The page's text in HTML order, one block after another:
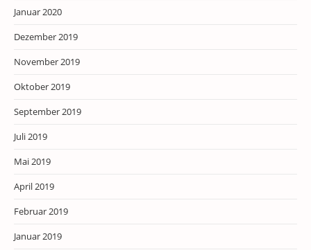
Januar 2020
Dezember 2019
November 2019
Oktober 2019
September 2019
Juli 2019
Mai 2019
April 2019
Februar 2019
Januar 2019